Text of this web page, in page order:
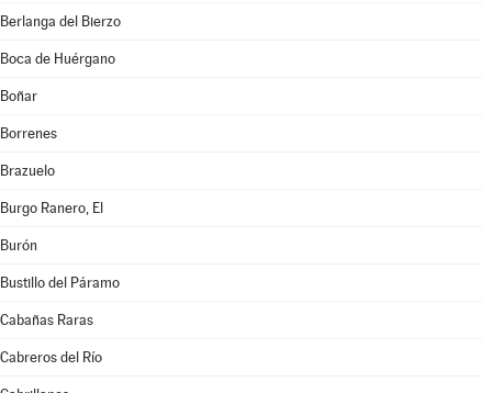
Berlanga del Bierzo
Boca de Huérgano
Boñar
Borrenes
Brazuelo
Burgo Ranero, El
Burón
Bustillo del Páramo
Cabañas Raras
Cabreros del Río